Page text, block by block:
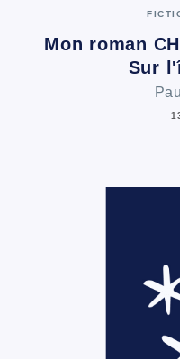
Mon roman
Sur